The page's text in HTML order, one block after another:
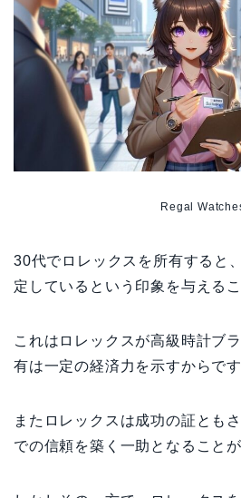
Regal
30代でロレックスを所有すると
定しているという印象を与える
これはロレックスが高級時計ブ
有は一定の経済力を示すからです
またロレックスは成功の証とも
での信頼を築く一助となることが